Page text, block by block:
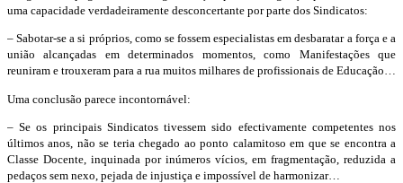
uma capacidade verdadeiramente desconcertante por parte dos Sindicatos:
– Sabotar-se a si próprios, como se fossem especialistas em desbaratar a força e a
união alcançadas em determinados momentos, como Manifestações que
reuniram e trouxeram para a rua muitos milhares de profissionais de Educação…
Uma conclusão parece incontornável:
– Se os principais Sindicatos tivessem sido efectivamente competentes nos
últimos anos, não se teria chegado ao ponto calamitoso em que se encontra a
Classe Docente, inquinada por inúmeros vícios, em fragmentação, reduzida a
pedaços sem nexo, pejada de injustiça e impossível de harmonizar…